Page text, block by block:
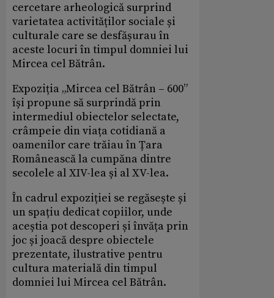
cercetare arheologică surprind
varietatea activităților sociale și
culturale care se desfășurau în
aceste locuri în timpul domniei lui
Mircea cel Bătrân.
Expoziția „Mircea cel Bătrân – 600”
își propune să surprindă prin
intermediul obiectelor selectate,
crâmpeie din viața cotidiană a
oamenilor care trăiau în Țara
Românească la cumpăna dintre
secolele al XIV-lea și al XV-lea.
În cadrul expoziției se regăsește și
un spațiu dedicat copiilor, unde
aceștia pot descoperi și învăța prin
joc și joacă despre obiectele
prezentate, ilustrative pentru
cultura materială din timpul
domniei lui Mircea cel Bătrân.